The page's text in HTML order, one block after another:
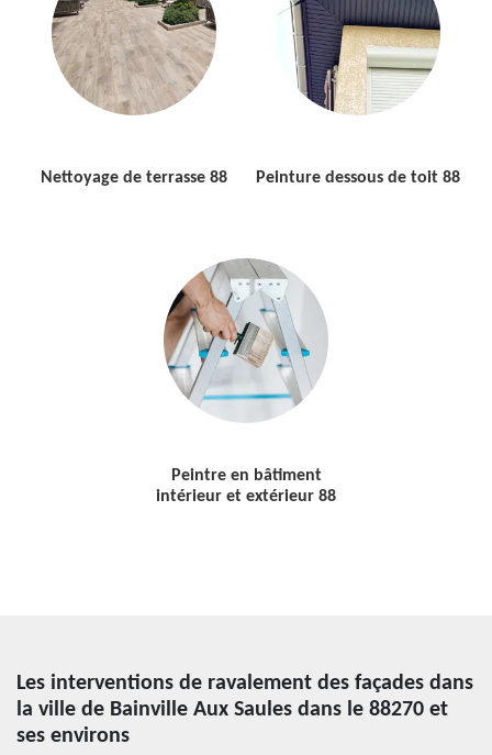
Nettoyage de terrasse 88 Peinture dessous de toit 88
Peintre en bâtiment
intérieur et extérieur 88
Les interventions de ravalement des façades dans
la ville de Bainville Aux Saules dans le 88270 et
ses environs